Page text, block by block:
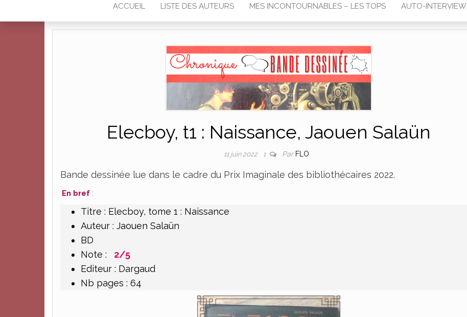
ACCUEIL LISTE DES AUTEURS MES INCONTOURNABLES – LES TOPS AUTO-INTERVIEW
Elecboy, t1 : Naissance, Jaouen Salaün
11 juin 2022 1 Par FLO
Bande dessinée lue dans le cadre du Prix Imaginale des bibliothécaires 2022.
En bref :
Titre : Elecboy, tome 1 : Naissance
Auteur : Jaouen Salaün
BD
Note :
2/5
Editeur : Dargaud
Nb pages : 64